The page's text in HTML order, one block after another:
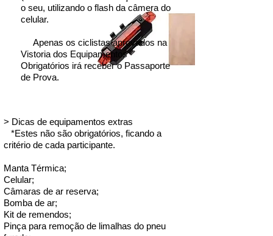
km - Pelotas
26. ✅ Rinaldo Duarte Coutinho - 30 km -
Candiota
27. ✅ Aline Lemos Hernandes - 30 km -
Bagé
28. ✅ GUILHERME MOREIRA DE
Santa Maria
30. ✅ Deivson Mendes - 200 km - Porto
Alegre
Bagé
32. ✅ Bruno Fortes Freitas - 120 - Bagé
33. ✅👕 Viktor Hernandes Regert - 30 km
- Bagé
34. ✅ Deivson Fernandes Mendes  - BRM
o seu, utilizando o flash da câmera do
celular.
Apenas os ciclistas aprovados na
Vistoria dos Equipamentos
Obrigatórios irá receber o Passaporte
de Prova.
> Dicas de equipamentos extras
*Estes não são obrigatórios, ficando a
critério de cada participante.
Manta Térmica;
Celular;
Câmaras de ar reserva;
Bomba de ar;
Kit de remendos;
Pinça para remoção de limalhas do pneu